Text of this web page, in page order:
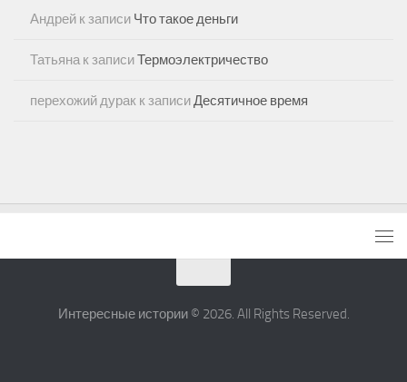
Андрей к записи Что такое деньги
Татьянак записиТермоэлектричество
перехожий дурак к записиДесятичное время
Интересные истории © 2026. All Rights Reserved.